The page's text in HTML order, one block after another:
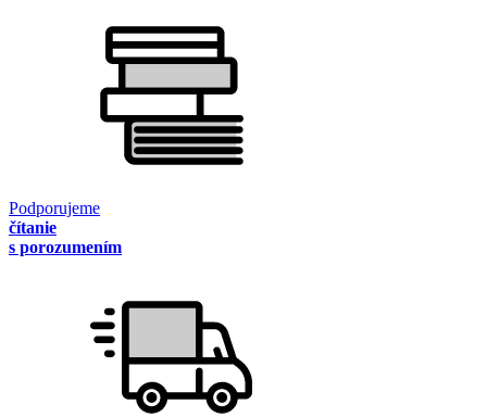
Podporujeme
čítanie
s porozumením